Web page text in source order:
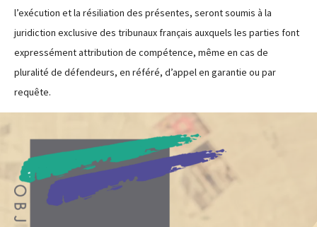
l’exécution et la résiliation des présentes, seront soumis à la
juridiction exclusive des tribunaux français auxquels les parties font
expressément attribution de compétence, même en cas de
pluralité de défendeurs, en référé, d’appel en garantie ou par
requête.